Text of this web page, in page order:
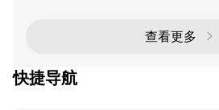
新功能，HumidiFi 正在挑战传统的自动化做
M），并重塑 Solana DEX 的格局。本
查看更多
快捷导航